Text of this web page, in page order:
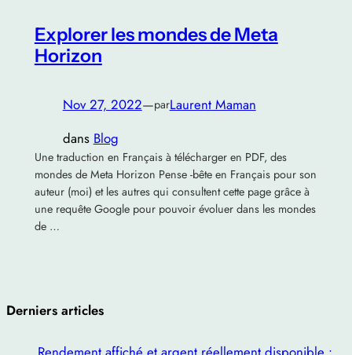
Explorer les mondes de Meta
Horizon
Nov 27, 2022—parLaurent Maman
dans Blog
Une traduction en Français à télécharger en PDF, des
mondes de Meta Horizon Pense -bête en Français pour son
auteur (moi) et les autres qui consultent cette page grâce à
une requête Google pour pouvoir évoluer dans les mondes
de …
Derniers articles